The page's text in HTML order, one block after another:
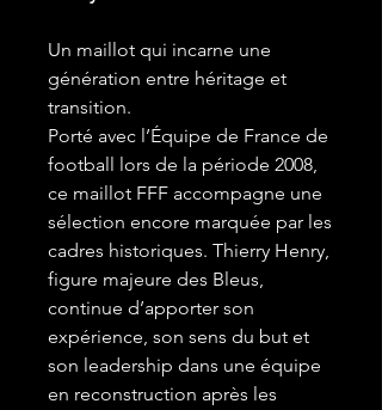
Un maillot qui incarne une
génération entre héritage et
transition.
Porté avec l’Équipe de France de
football lors de la période 2008,
ce maillot FFF accompagne une
sélection encore marquée par les
cadres historiques. Thierry Henry,
figure majeure des Bleus,
continue d’apporter son
expérience, son sens du but et
son leadership dans une équipe
en reconstruction après les